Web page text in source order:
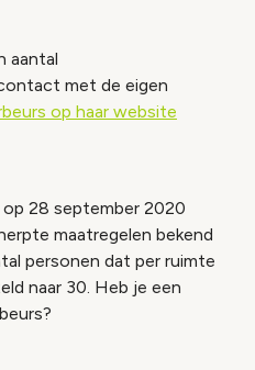
aantal
met de eigen
op haar website
28 september 2020
maatregelen bekend
personen dat per ruimte
naar 30. Heb je een